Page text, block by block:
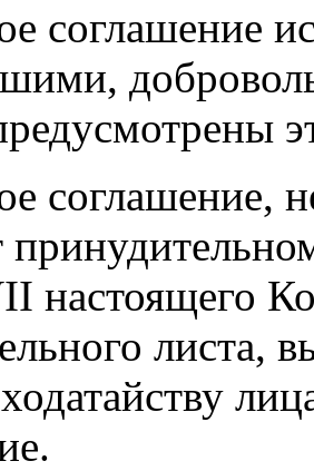
соглашение
соглашение,
настоящего
листа,